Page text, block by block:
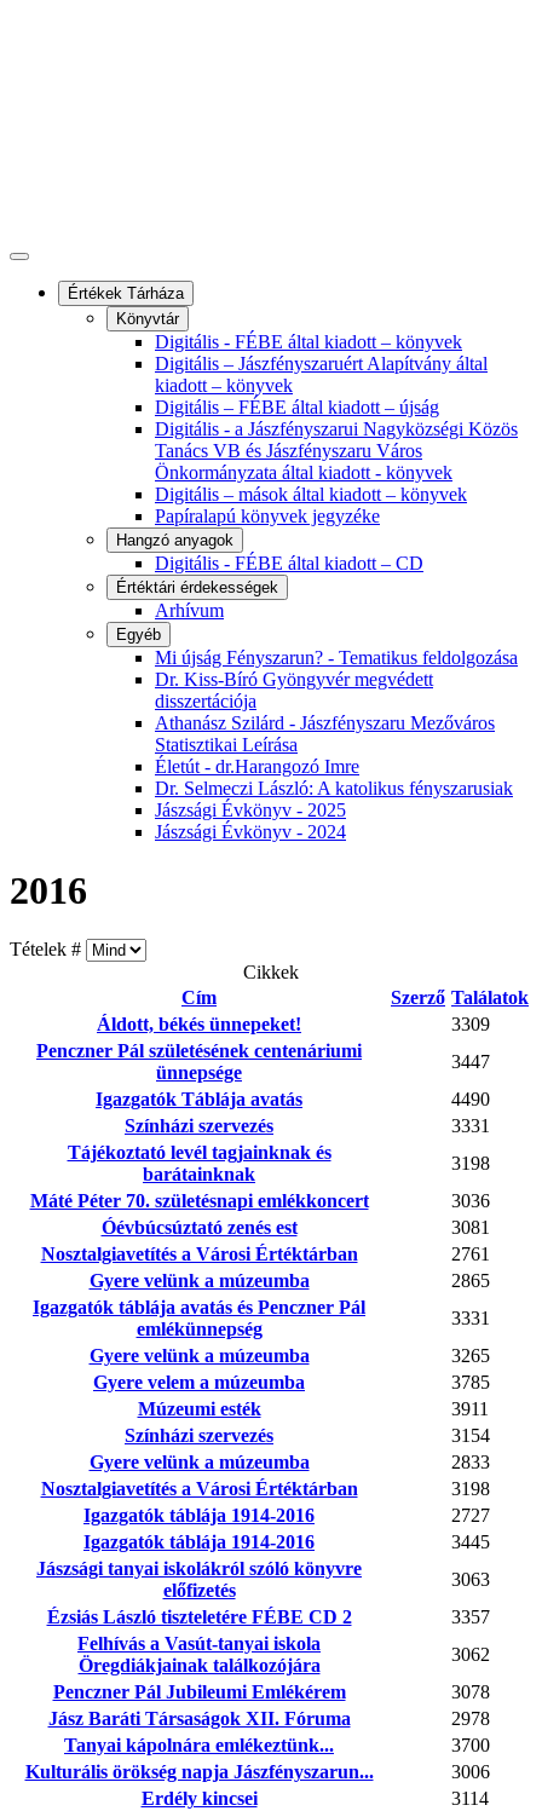
Értékek Tárháza
Könyvtár
Digitális - FÉBE által kiadott – könyvek
Digitális – Jászfényszaruért Alapítvány által
kiadott – könyvek
Digitális – FÉBE által kiadott – újság
Digitális - a Jászfényszarui Nagyközségi Közös
Tanács VB és Jászfényszaru Város
Önkormányzata által kiadott - könyvek
Digitális – mások által kiadott – könyvek
Papíralapú könyvek jegyzéke
Hangzó anyagok
Digitális - FÉBE által kiadott – CD
Értéktári érdekességek
Arhívum
Egyéb
Mi újság Fényszarun? - Tematikus feldolgozása
Dr. Kiss-Bíró Gyöngyvér megvédett
disszertációja
Athanász Szilárd - Jászfényszaru Mezőváros
Statisztikai Leírása
Életút - dr.Harangozó Imre
Dr. Selmeczi László: A katolikus fényszarusiak
Jászsági Évkönyv - 2025
Jászsági Évkönyv - 2024
2016
Tételek #
Cikkek
Cím
Szerző Találatok
Áldott, békés ünnepeket!
3309
Penczner Pál születésének centenáriumi
ünnepsége
3447
Igazgatók Táblája avatás
4490
Színházi szervezés
3331
Tájékoztató levél tagjainknak és
barátainknak
3198
Máté Péter 70. születésnapi emlékkoncert
3036
Óévbúcsúztató zenés est
3081
Nosztalgiavetítés a Városi Értéktárban
2761
Gyere velünk a múzeumba
2865
Igazgatók táblája avatás és Penczner Pál
emlékünnepség
3331
Gyere velünk a múzeumba
3265
Gyere velem a múzeumba
3785
Múzeumi esték
3911
Színházi szervezés
3154
Gyere velünk a múzeumba
2833
Nosztalgiavetítés a Városi Értéktárban
3198
Igazgatók táblája 1914-2016
2727
Igazgatók táblája 1914-2016
3445
Jászsági tanyai iskolákról szóló könyvre
előfizetés
3063
Ézsiás László tiszteletére FÉBE CD 2
3357
Felhívás a Vasút-tanyai iskola
Öregdiákjainak találkozójára
3062
Penczner Pál Jubileumi Emlékérem
3078
Jász Baráti Társaságok XII. Fóruma
2978
Tanyai kápolnára emlékeztünk...
3700
Kulturális örökség napja Jászfényszarun...
3006
Erdély kincsei
3114